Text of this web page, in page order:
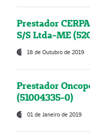
Prestador
S/S Ltda-ME
18 de Outubro de 2019
Prestador
(51004335-0)
01 de Janeiro de 2019